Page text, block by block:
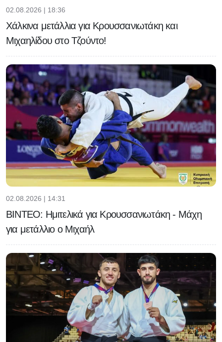
02.08.2026 | 18:36
Χάλκινα μετάλλια για Κρουσσανιωτάκη και
Μιχαηλίδου στο Τζούντο!
02.08.2026 | 14:31
ΒΙΝΤΕΟ: Ημιτελικά για Κρουσσανιωτάκη - Μάχη
για μετάλλιο ο Μιχαήλ